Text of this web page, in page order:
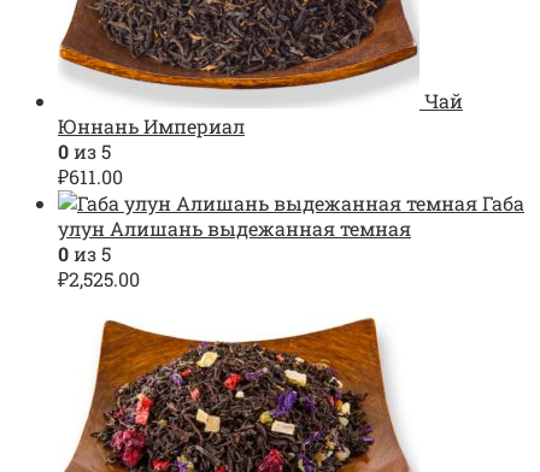
Чай
Юннань Империал
0из 5
₽611.00
Габа
улун Алишань выдежанная темная
0из 5
₽2,525.00